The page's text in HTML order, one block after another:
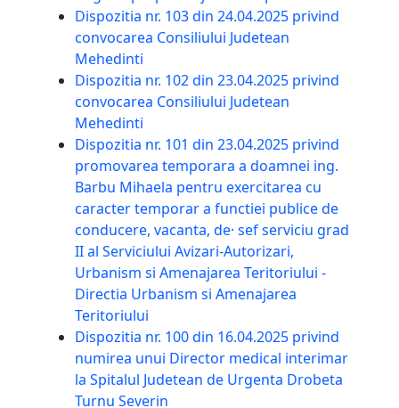
Dispozitia nr. 103 din 24.04.2025 privind
convocarea Consiliului Judetean
Mehedinti
Dispozitia nr. 102 din 23.04.2025 privind
convocarea Consiliului Judetean
Mehedinti
Dispozitia nr. 101 din 23.04.2025 privind
promovarea temporara a doamnei ing.
Barbu Mihaela pentru exercitarea cu
caracter temporar a functiei publice de
conducere, vacanta, de· sef serviciu grad
II al Serviciului Avizari-Autorizari,
Urbanism si Amenajarea Teritoriului -
Directia Urbanism si Amenajarea
Teritoriului
Dispozitia nr. 100 din 16.04.2025 privind
numirea unui Director medical interimar
la Spitalul Judetean de Urgenta Drobeta
Turnu Severin